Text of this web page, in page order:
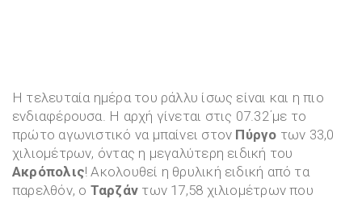
Η τελευταία ημέρα του ράλλυ ίσως είναι και η πιο
ενδιαφέρουσα. Η αρχή γίνεται στις 07.32΄με το
πρώτο αγωνιστικό να μπαίνει στον Πύργο των 33,0
χιλιομέτρων, όντας η μεγαλύτερη ειδική του
Ακρόπολις! Ακολουθεί η θρυλική ειδική από τα
παρελθόν, ο Ταρζάν των 17,58 χιλιομέτρων που